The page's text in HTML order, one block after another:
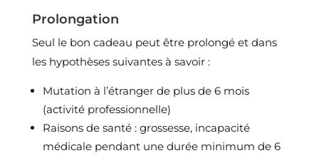
Prolongation
Seul le bon cadeau peut être prolongé et dans
les hypothèses suivantes à savoir :
Mutation à l’étranger de plus de 6 mois
(activité professionnelle)
Raisons de santé : grossesse, incapacité
médicale pendant une durée minimum de 6